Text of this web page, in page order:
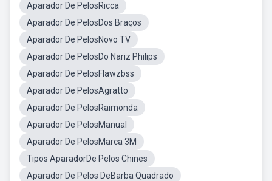
Aparador De PelosRicca
Aparador De PelosDos Braços
Aparador De PelosNovo TV
Aparador De PelosDo Nariz Philips
Aparador De PelosFlawzbss
Aparador De PelosAgratto
Aparador De PelosRaimonda
Aparador De PelosManual
Aparador De PelosMarca 3M
Tipos AparadorDe Pelos Chines
Aparador De Pelos DeBarba Quadrado